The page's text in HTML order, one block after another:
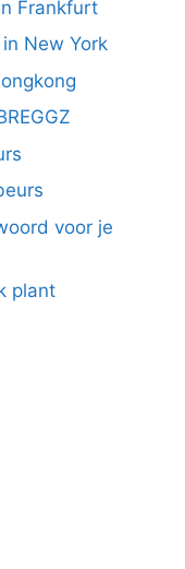
Frankfurt
New York
voor je
plant